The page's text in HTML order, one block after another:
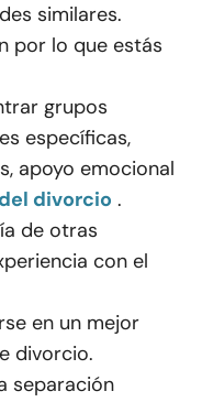
similares.
por lo que estás
grupos
específicas,
apoyo emocional
divorcio .
de otras
con el
en un mejor
divorcio.
separación